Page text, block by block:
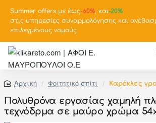
Summer offers με έως-60%, και-20%
στις υπηρεσίες συναρμολόγησης και
επιλεγμένους νομούς
home
Φοιτητικό σπίτι Καρέκλες
Πολυθρόνα εργασίας χαμηλή
τεχνόδρμα σε μαύρο χρώμα